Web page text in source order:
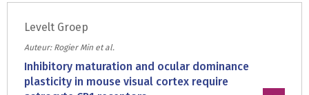
A
Multiomic
Network
Approach
Levelt Groep
Auteur: Rogier Min et al.
Inhibitory maturation and ocular dominance
plasticity in mouse visual cortex require